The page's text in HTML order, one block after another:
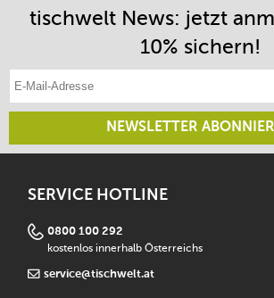
tischwelt News: jetzt
10% sichern!
E-Mail-Adresse eintragen
NEWSLETTER
SERVICE HOTLINE
0800 100 292
kostenlos innerhalb Österreichs
service@tischwelt.at